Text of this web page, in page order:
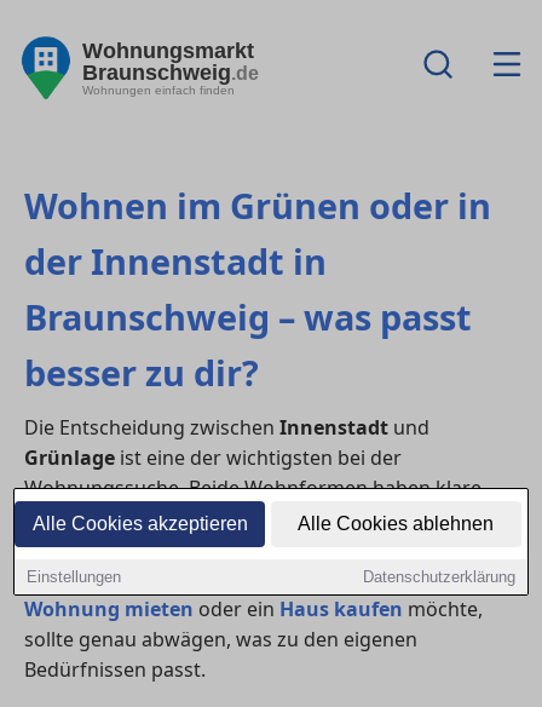
Alle Cookies akzeptieren Alle Cookies ablehnen
Einstellungen Datenschutzerklärung
Wohnungsmarkt
Braunschweig.de
Wohnungen einfach finden
Wohnen im Grünen oder in
der Innenstadt in
Braunschweig – was passt
besser zu dir?
Die Entscheidung zwischen Innenstadt und
Grünlage ist eine der wichtigsten bei der
Wohnungssuche. Beide Wohnformen haben klare
Vorteile – während die City kurze Wege und
pulsierendes Leben bietet, punktet das Wohnen im
Grünen mit Ruhe, Platz und Natur. Wer eine
Wohnung mieten oder ein Haus kaufen möchte,
sollte genau abwägen, was zu den eigenen
Bedürfnissen passt.